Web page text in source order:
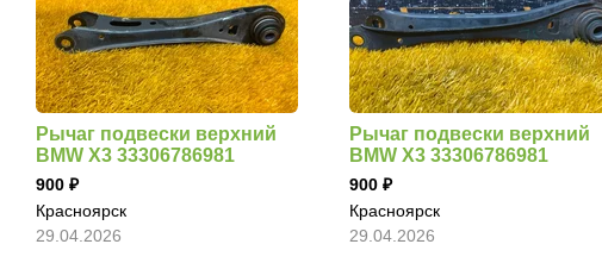
Рычаг подвески верхний
BMW X3 33306786981
900
Красноярск
29.04.2026
Рычаг подвески верхний
BMW X3 33306786981
900
Красноярск
29.04.2026